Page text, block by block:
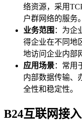
络资源，采用
户群网络的服务。
业务范围 ：为企
得企业在不同地
地访问企业内部
应用场景：常用
内部数据传输、
全性和稳定性。
B24互联网接